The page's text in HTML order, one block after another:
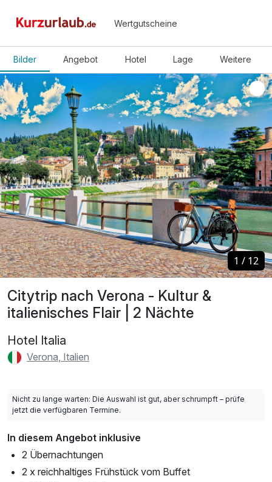
Wertgutscheine
Bilder Angebot Hotel Lage Weitere
Citytrip nach Verona - Kultur &
italienisches Flair | 2 Nächte
Hotel Italia
Verona, Italien
1 / 12
1 / 12
Nicht zu lange warten: Die Auswahl ist gut, aber schrumpft – prüfe
jetzt die verfügbaren Termine.
In diesem Angebot inklusive
2 Übernachtungen
2 x reichhaltiges Frühstück vom Buffet